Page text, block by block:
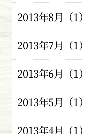
2013年8月（1）
2013年7月（1）
2013年6月（1）
2013年5月（1）
2013年4月（1）